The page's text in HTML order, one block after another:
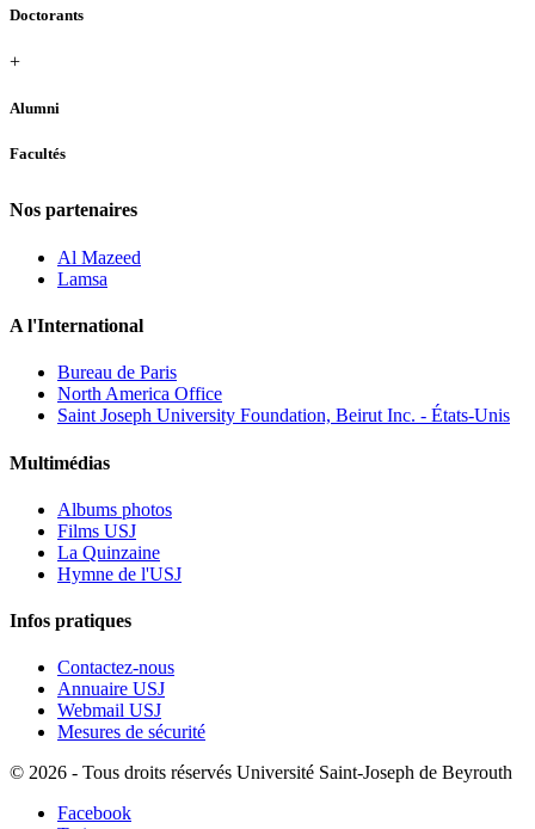
Doctorants
+
Alumni
Facultés
Nos partenaires
Al Mazeed
Lamsa
A l'International
Bureau de Paris
North America Office
Saint Joseph University Foundation, Beirut Inc. - États-Unis
Multimédias
Albums photos
Films USJ
La Quinzaine
Hymne de l'USJ
Infos pratiques
Contactez-nous
Annuaire USJ
Webmail USJ
Mesures de sécurité
© 2026 - Tous droits réservés Université Saint-Joseph de Beyrouth
Facebook